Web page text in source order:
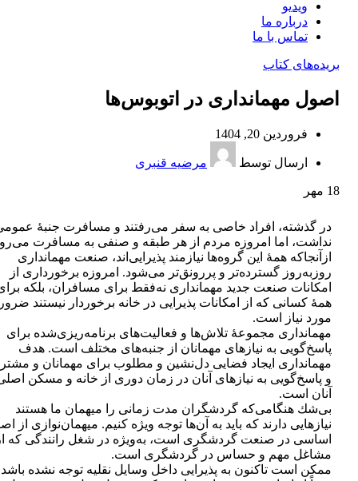
ویدیو
درباره‌ ما
تماس با ما
بریده‌های کتاب
اصول مهمانداری در اتوبوس‌ها
فروردین 20, 1404
ارسال توسط مرضیه قنبری
18 مهر
در گذشته‌، افراد خاصی به سفر می‌رفتند و مسافرت جنبۀ
نداشت، اما امروزه مردم از هر طبقه و صنفی به مسافرت
ازآنجاكه همۀ اين گروه‌ها نيازمند پذيرايی‌اند، صنعت مهمانداری
روزبه‌روز گسترده‌تر و پررونق‌تر می‌شود. امروزه برخورداری از
امكانات صنعت جديد مهمانداری نه‌فقط برای مسافران، بلكه
همۀ كسانی كه از امكانات پذيرايی در خانه برخوردار نيستند
مورد نياز است.
مهمانداری مجموعۀ تلاش‌ها و فعاليت‌های برنامه‌ريزی‌شده برای
پاسخ‌گويی به نيازهای مهمانان از جنبه‌های مختلف است. هدف
مهمانداری ايجاد فضايی دل‌نشين و مطلوب برای مهمانان و
و پاسخ‌گويی به نيازهای آنان در زمان دوری از خانه و مسكن
آنان است.
بی‌‌شك هنگامی‌که گردشگران مدت‌ زمانی را ميهمان ما هستند
نيازهايی دارند كه بايد به آن‌ها توجه ويژه كنيم. ميهمان‌نوازی از
اساسی در صنعت گردشگری است، به‌ويژه در شغل رانندگی كه
مشاغل مهم و حساس در گردشگری است.
ممكن است تاكنون به پذيرايی داخل وسايل نقليه توجه نشده